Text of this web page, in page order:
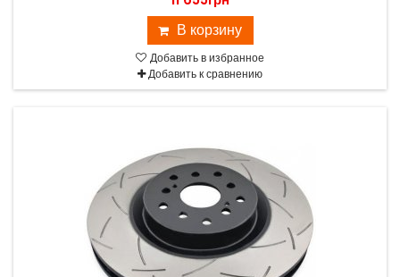
В корзину
Добавить в избранное
Добавить к сравнению